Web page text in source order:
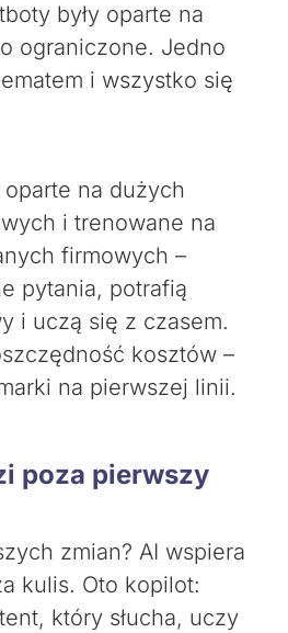
były oparte na
ograniczone. Jedno
i wszystko się
na dużych
i trenowane na
firmowych –
pytania, potrafią
i uczą się z czasem.
kosztów –
na pierwszej linii.
poza pierwszy
zmian? AI wspiera
kulis. Oto kopilot:
który słucha, uczy